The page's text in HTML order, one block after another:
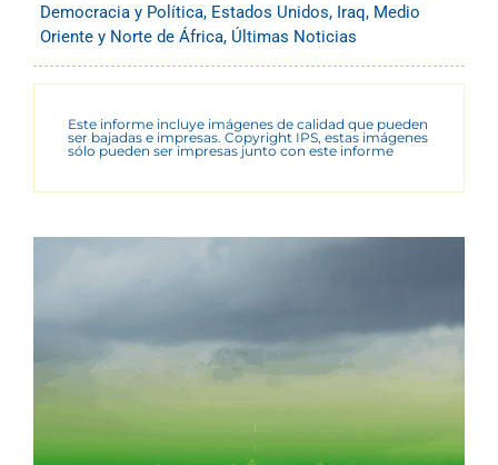
Democracia y Política, Estados Unidos, Iraq, Medio
Oriente y Norte de África, Últimas Noticias
Este informe incluye imágenes de calidad que pueden
ser bajadas e impresas. Copyright IPS, estas imágenes
sólo pueden ser impresas junto con este informe